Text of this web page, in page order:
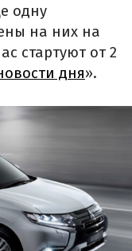
одну
на них на
стартуют от 2
дня».